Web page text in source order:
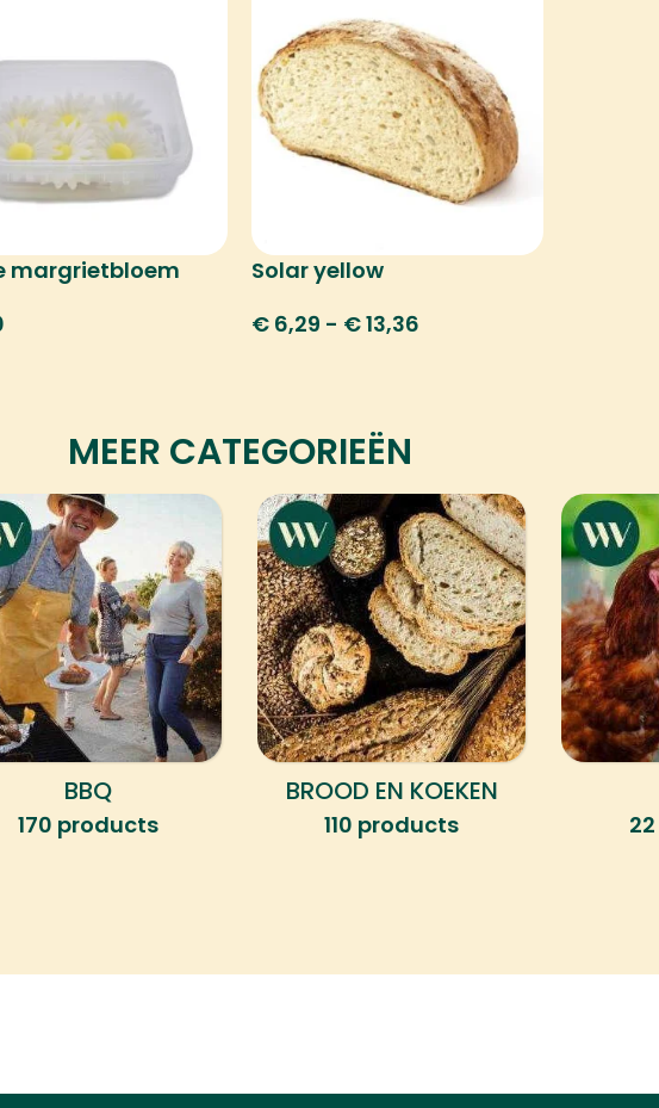
margrietbloem
Solar yellow
€ 6,29 - €13,36
MEER CATEGORIEËN
BBQ
170 products
BROOD EN KOEKEN
110 products